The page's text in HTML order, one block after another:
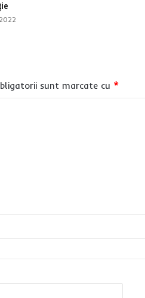
sunt marcate cu *